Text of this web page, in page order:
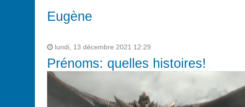
Eugène
lundi, 13 décembre 2021 12:29
Prénoms: quelles histoires!